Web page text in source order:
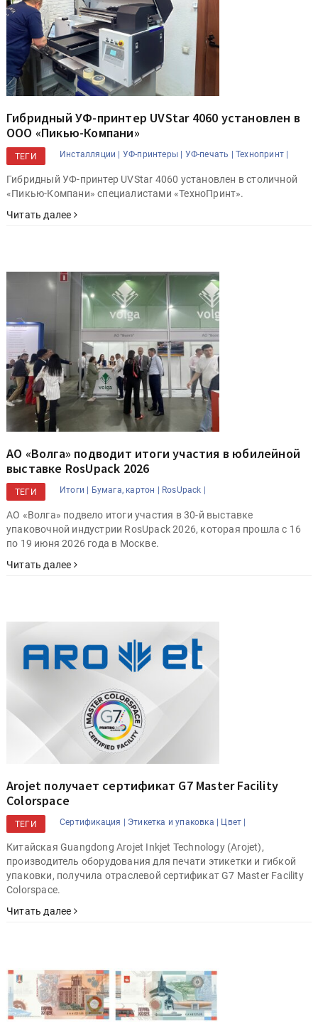
Гибридный УФ-принтер UVStar 4060 установлен в
ООО «Пикью-Компани»
ТЕГИ Инсталляции | УФ-принтеры | УФ-печать | Технопринт |
Гибридный УФ-принтер UVStar 4060 установлен в столичной
«Пикью-Компани» специалистами «ТехноПринт».
Читать далее
АО «Волга» подводит итоги участия в юбилейной
выставке RosUpack 2026
ТЕГИ Итоги | Бумага, картон | RosUpack |
АО «Волга» подвело итоги участия в 30-й выставке
упаковочной индустрии RosUpack 2026, которая прошла с 16
по 19 июня 2026 года в Москве.
Читать далее
Arojet получает сертификат G7 Master Facility
Colorspace
ТЕГИ Сертификация | Этикетка и упаковка | Цвет |
Китайская Guangdong Arojet Inkjet Technology (Arojet),
производитель оборудования для печати этикетки и гибкой
упаковки, получила отраслевой сертификат G7 Master Facility
Colorspace.
Читать далее